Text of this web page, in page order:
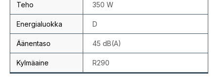
Teho 350 W
Energialuokka D
Äänentaso 45 dB(A)
Kylmäaine R290